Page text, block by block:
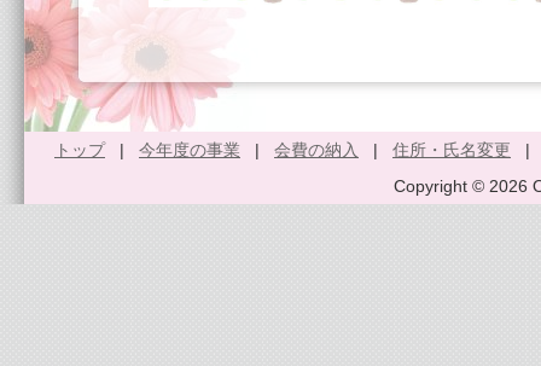
トップ| 今年度の事業 | 会費の納入 | 住所・氏名変更
Copyright © 2026